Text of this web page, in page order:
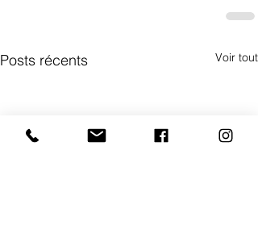
Posts récents Voir tout